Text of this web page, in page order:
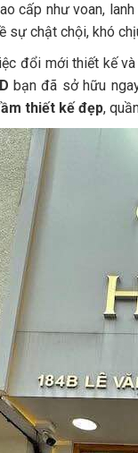
cấp như voan,
sự chật chội, khó
đổi mới thiết kế
bạn đã sở hữu
thiết kế đẹp,